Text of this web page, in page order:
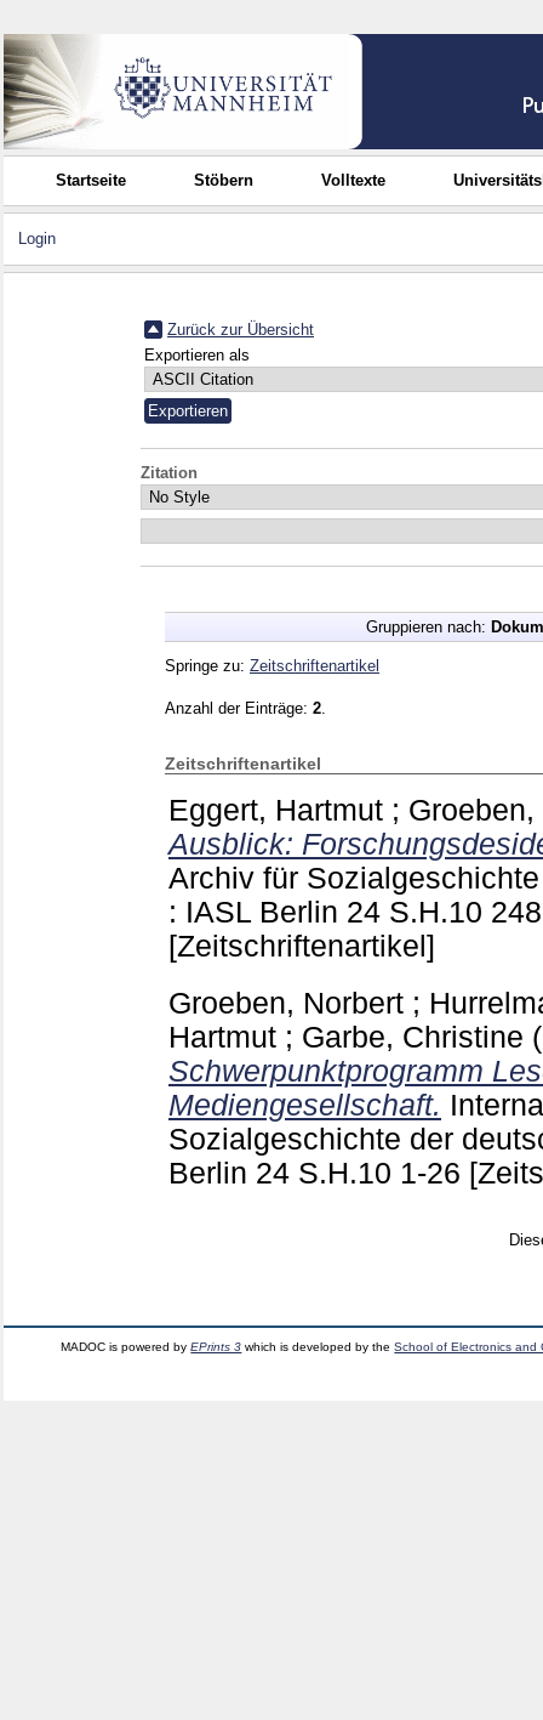
Startseite Stöbern Volltexte
Login
Zurück zur Übersicht
Exportieren als
Zitation
Gruppieren nach:
Springe zu: Zeitschriftenartikel
Anzahl der Einträge: 2
Zeitschriftenartikel
Eggert, Hartmut ;
Ausblick:
Archiv für
: IASL Berlin 24 S.H.10
[Zeitschriftenartikel]
Groeben, Norbert ;
Hartmut ; Garbe, Christine
Schwerpunktprogramm
Mediengesellschaft.
Sozialgeschichte der
Berlin 24 S.H.10 1-26
MADOC is powered byEPrints 3 which is developed by theSchool of Electronics and